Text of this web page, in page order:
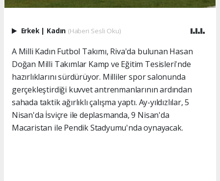
Erkek Kadın (Haberi Sesli Oku)
A Milli Kadın Futbol Takımı, Riva'da bulunan Hasan
Doğan Milli Takımlar Kamp ve Eğitim Tesisleri'nde
hazırlıklarını sürdürüyor. Milliler spor salonunda
gerçekleştirdiği kuvvet antrenmanlarının ardından
sahada taktik ağırlıklı çalışma yaptı. Ay-yıldızlılar, 5
Nisan'da İsviçre ile deplasmanda, 9 Nisan'da
Macaristan ile Pendik Stadyumu'nda oynayacak.